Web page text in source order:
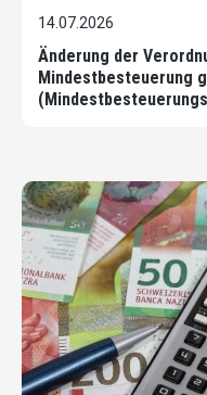
14.07.2026
Änderung der
Mindestbesteuerung